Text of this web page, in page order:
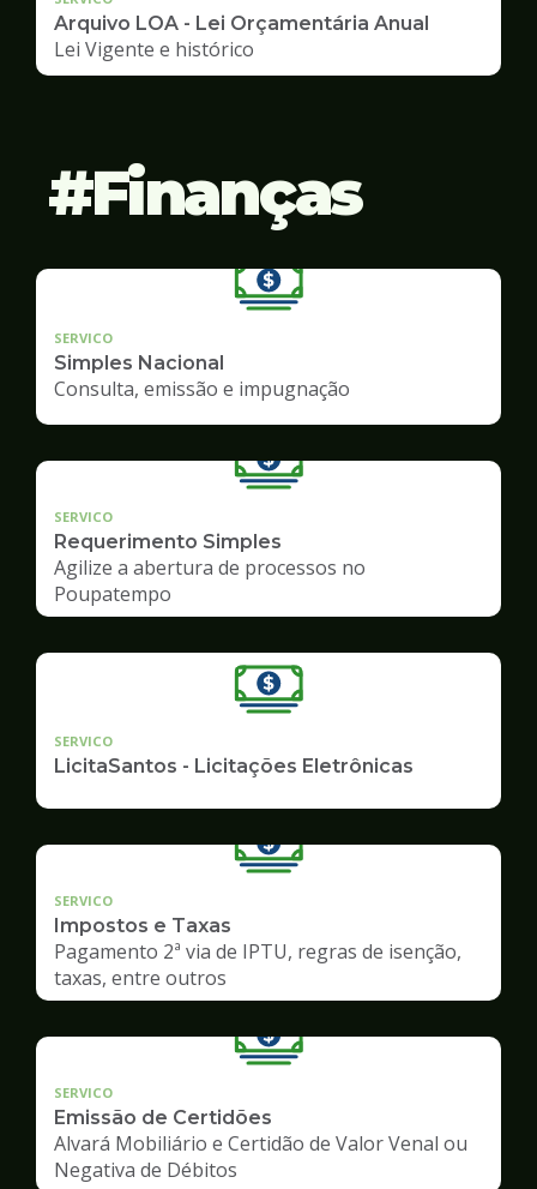
Arquivo LOA - Lei Orçamentária Anual
Lei Vigente e histórico
Finanças
SERVICO
Simples Nacional
Consulta, emissão e impugnação
SERVICO
Requerimento Simples
Agilize a abertura de processos no
Poupatempo
SERVICO
LicitaSantos - Licitações Eletrônicas
SERVICO
Impostos e Taxas
Pagamento 2ª via de IPTU, regras de isenção,
taxas, entre outros
SERVICO
Emissão de Certidões
Alvará Mobiliário e Certidão de Valor Venal ou
Negativa de Débitos